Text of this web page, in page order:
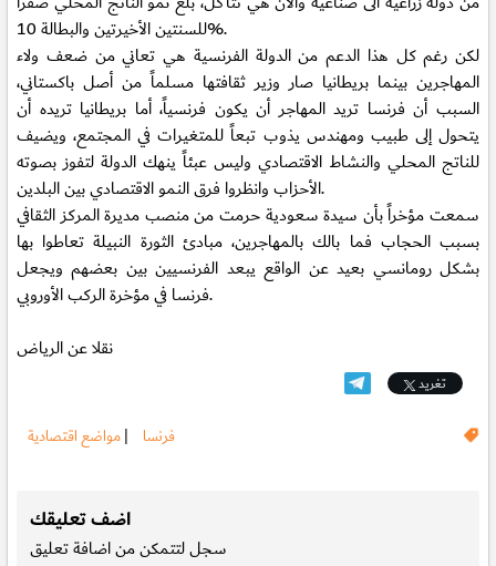
للسنتين الأخيرتين والبطالة 10%.
لكن رغم كل هذا الدعم من الدولة الفرنسية هي تعاني من ضعف ولاء
المهاجرين بينما بريطانيا صار وزير ثقافتها مسلماً من أصل باكستاني،
السبب أن فرنسا تريد المهاجر أن يكون فرنسياً، أما بريطانيا تريده أن
يتحول إلى طبيب ومهندس يذوب تبعاً للمتغيرات في المجتمع، ويضيف
للناتج المحلي والنشاط الاقتصادي وليس عبئاً ينهك الدولة لتفوز بصوته
الأحزاب وانظروا فرق النمو الاقتصادي بين البلدين.
سمعت مؤخراً بأن سيدة سعودية حرمت من منصب مديرة المركز الثقافي
بسبب الحجاب فما بالك بالمهاجرين، مبادئ الثورة النبيلة تعاطوا بها
بشكل رومانسي بعيد عن الواقع يبعد الفرنسيين بين بعضهم ويجعل
فرنسا في مؤخرة الركب الأوروبي.
نقلا عن الرياض
تغريد
فرنسا |مواضع اقتصادية
اضف تعليقك
سجللتتمكن من اضافة تعليق